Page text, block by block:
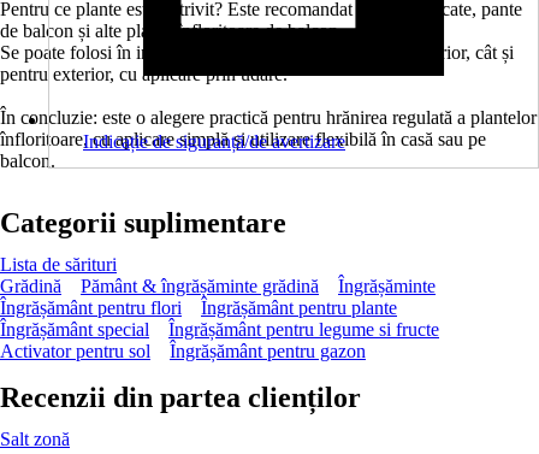
Pentru ce plante este potrivit? Este recomandat pentru mușcate, pante
de balcon și alte plante înfloritoare de balcon.
Se poate folosi în interior? Da, este potrivit atât pentru interior, cât și
pentru exterior, cu aplicare prin udare.
În concluzie: este o alegere practică pentru hrănirea regulată a plantelor
înfloritoare, cu aplicare simplă și utilizare flexibilă în casă sau pe
balcon.
Indicație de siguranță/de avertizare
Categorii suplimentare
Lista de sărituri
Grădină
Pământ & îngrășăminte grădină
Îngrășăminte
Îngrășământ pentru flori
Îngrășământ pentru plante
Îngrășământ special
Îngrășământ pentru legume si fructe
Activator pentru sol
Îngrășământ pentru gazon
Recenzii din partea clienților
Salt zonă